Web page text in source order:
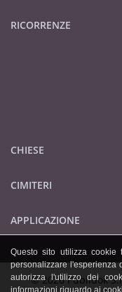
RICORRENZE
CHIESE
CIMITERI
APPLICAZIONE
© 2026 Publidok
Questo sito utilizza
personalizzare l'esperienza
autorizza l'utilizzo dei
informazioni riguardo ai